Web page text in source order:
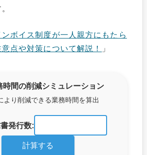
ンボイス制度が一人親方にもたら
点や対策について解説！
」
時間の削減シミュレーション
より削減できる業務時間を算出
発行数:
計算する